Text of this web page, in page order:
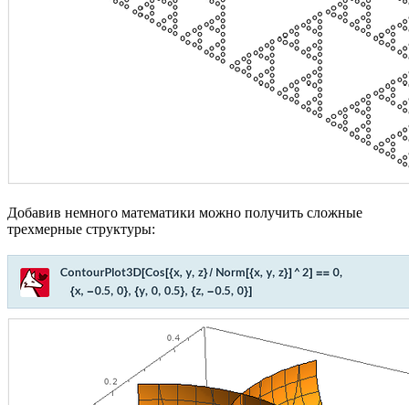
Добавив немного математики можно получить сложные
трехмерные структуры: